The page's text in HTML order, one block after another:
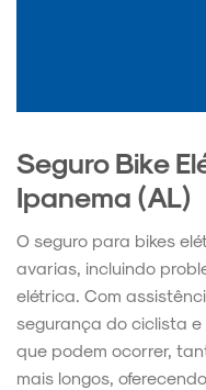
Seguro Bike
Ipanema (AL)
O seguro para bikes
avarias, incluindo
elétrica. Com
segurança do ciclista
que podem ocorrer,
mais longos,